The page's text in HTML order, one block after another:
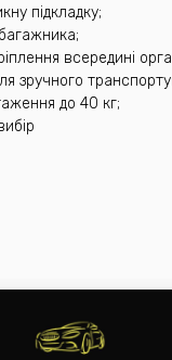
підкладку;
всередині
зручного
до 40 кг;